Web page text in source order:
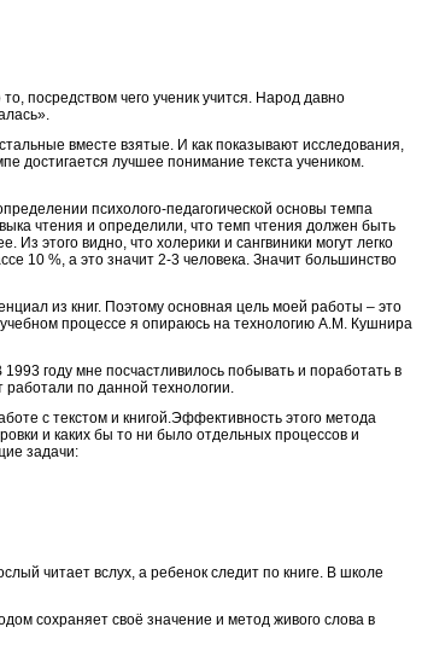
посредством чего ученик учится. Народ давно
вместе взятые. И как показывают исследования,
достигается лучшее понимание текста учеником.
психолого-педагогической основы темпа
чтения и определили, что темп чтения должен быть
этого видно, что холерики и сангвиники могут легко
10 %, а это значит 2-3 человека. Значит большинство
из книг. Поэтому основная цель моей работы – это
процессе я опираюсь на технологию А.М. Кушнира
году мне посчастливилось побывать и поработать в
по данной технологии.
с текстом и книгой.Эффективность этого метода
и каких бы то ни было отдельных процессов и
задачи:
читает вслух, а ребенок следит по книге. В школе
сохраняет своё значение и метод живого слова в